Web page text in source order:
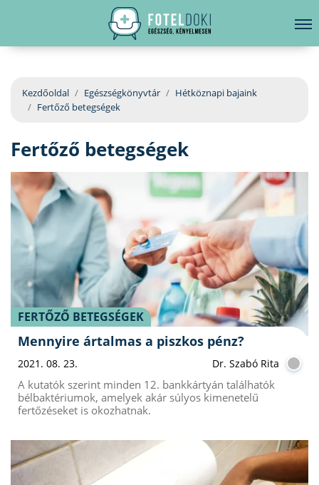
EGÉSZSÉGKÖNYVTÁR
BETEGSÉGKALAUZ
ÜGYELETKERESŐ
ORVOS VÁLASZOL
ORVOSKERESŐ
hirdetés
Kezdőoldal Egészségkönyvtár
Hétköznapi bajaink
Fertőző betegségek
Fertőző betegségek
FERTŐZŐ BETEGSÉGEK
Mennyire ártalmas a piszkos pénz?
2021. 08. 23. Dr. Szabó Rita
A kutatók szerint minden 12. bankkártyán találhatók
bélbaktériumok, amelyek akár súlyos kimenetelű
fertőzéseket is okozhatnak.